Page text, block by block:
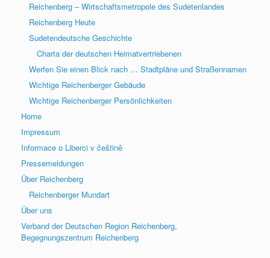
Reichenberg – Wirtschaftsmetropole des Sudetenlandes
Reichenberg Heute
Sudetendeutsche Geschichte
Charta der deutschen Heimatvertriebenen
Werfen Sie einen Blick nach … Stadtpläne und Straßennamen
Wichtige Reichenberger Gebäude
Wichtige Reichenberger Persönlichkeiten
Home
Impressum
Informace o Liberci v češtině
Pressemeldungen
Über Reichenberg
Reichenberger Mundart
Über uns
Verband der Deutschen Region Reichenberg,
Begegnungszentrum Reichenberg